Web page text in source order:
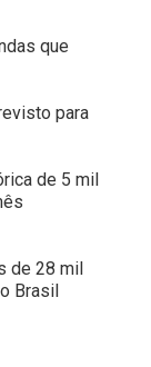
que
para
de 5 mil
de 28 mil
Brasil